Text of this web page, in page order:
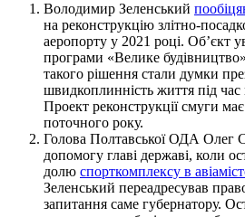
Володимир Зеленський
на реконструкцію злітно-
аеропорту у 2021 році. Об’єкт
програми «Велике
такого рішення стали думки
швидкоплинність життя під
Проект реконструкції смуги
поточного року.
Голова Полтавської ОДА Олег
допомогу главі державі, коли
долю спорткомплексу в
Зеленський переадресував
запитання саме губернатору.